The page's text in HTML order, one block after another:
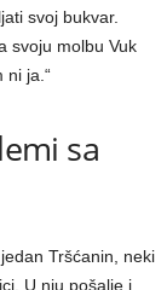
svoj bukvar.
svoju molbu Vuk
ni ja.“
sa
Tršćanin, neki
U nju pošalјe i